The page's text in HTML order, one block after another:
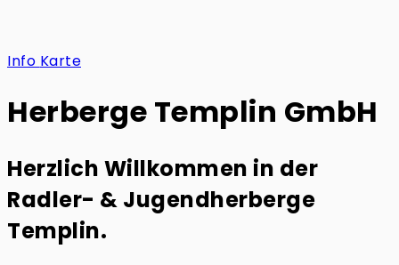
Info Karte
Herberge Templin GmbH
Herzlich Willkommen in der
Radler- & Jugendherberge
Templin.